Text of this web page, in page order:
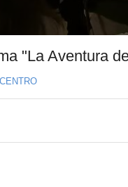
"La Aventura